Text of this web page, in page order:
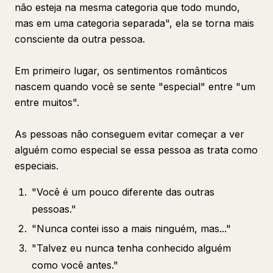
não esteja na mesma categoria que todo mundo,
mas em uma categoria separada", ela se torna mais
consciente da outra pessoa.
Em primeiro lugar, os sentimentos românticos
nascem quando você se sente "especial" entre "um
entre muitos".
As pessoas não conseguem evitar começar a ver
alguém como especial se essa pessoa as trata como
especiais.
"Você é um pouco diferente das outras
pessoas."
"Nunca contei isso a mais ninguém, mas..."
"Talvez eu nunca tenha conhecido alguém
como você antes."